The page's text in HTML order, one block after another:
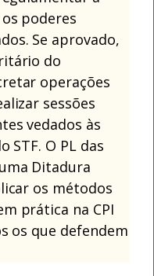
poderes
Se aprovado,
do
operações
sessões
vedados às
STF. O PL das
Ditadura
os métodos
prática na CPI
os que defendem